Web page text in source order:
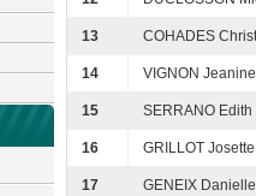
13 COHADES
14 VIGNON Jeanine
15 SERRANO Edith
16 GRILLOT Josette
17 GENEIX Danielle